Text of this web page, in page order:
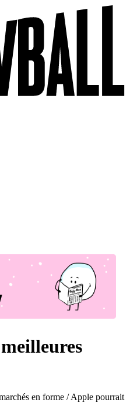
en forme / Apple pourrait